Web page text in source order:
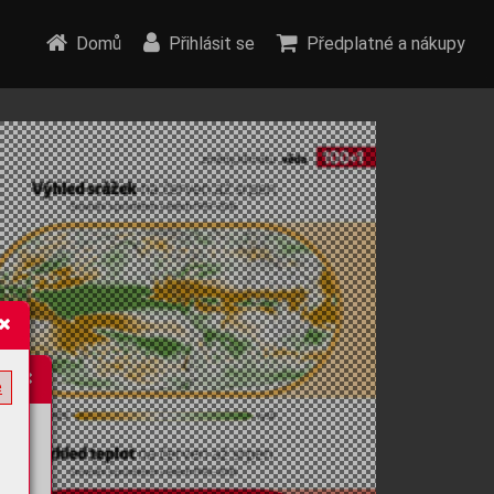
Domů Přihlásit se Předplatné a nákupy